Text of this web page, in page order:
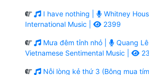
I have nothing |
Whitney
International Music |
2399
Mưa đêm tỉnh nhỏ |
Quang Lê
Vietnamese Sentimental Music |
Nỗi lòng kẻ thứ 3 (Bông mua